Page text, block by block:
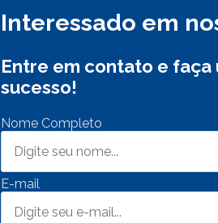
Interessado em
Entre em contato e faça
sucesso!
Nome Completo
E-mail